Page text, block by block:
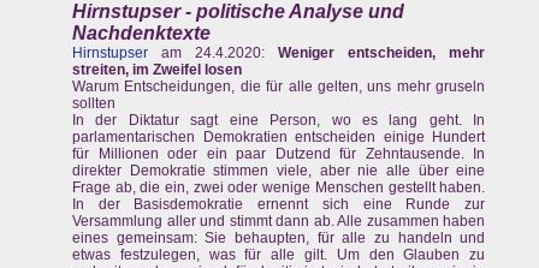
Hirnstupser - politische Analyse und
Nachdenktexte
Hirnstupser am 24.4.2020:Weniger entscheiden, mehr
streiten, im Zweifel losen
Warum Entscheidungen, die für alle gelten, uns mehr gruseln
sollten
In der Diktatur sagt eine Person, wo es lang geht. In
parlamentarischen Demokratien entscheiden einige Hundert
für Millionen oder ein paar Dutzend für Zehntausende. In
direkter Demokratie stimmen viele, aber nie alle über eine
Frage ab, die ein, zwei oder wenige Menschen gestellt haben.
In der Basisdemokratie ernennt sich eine Runde zur
Versammlung aller und stimmt dann ab. Alle zusammen haben
eines gemeinsam: Sie behaupten, für alle zu handeln und
etwas festzulegen, was für alle gilt. Um den Glauben zu